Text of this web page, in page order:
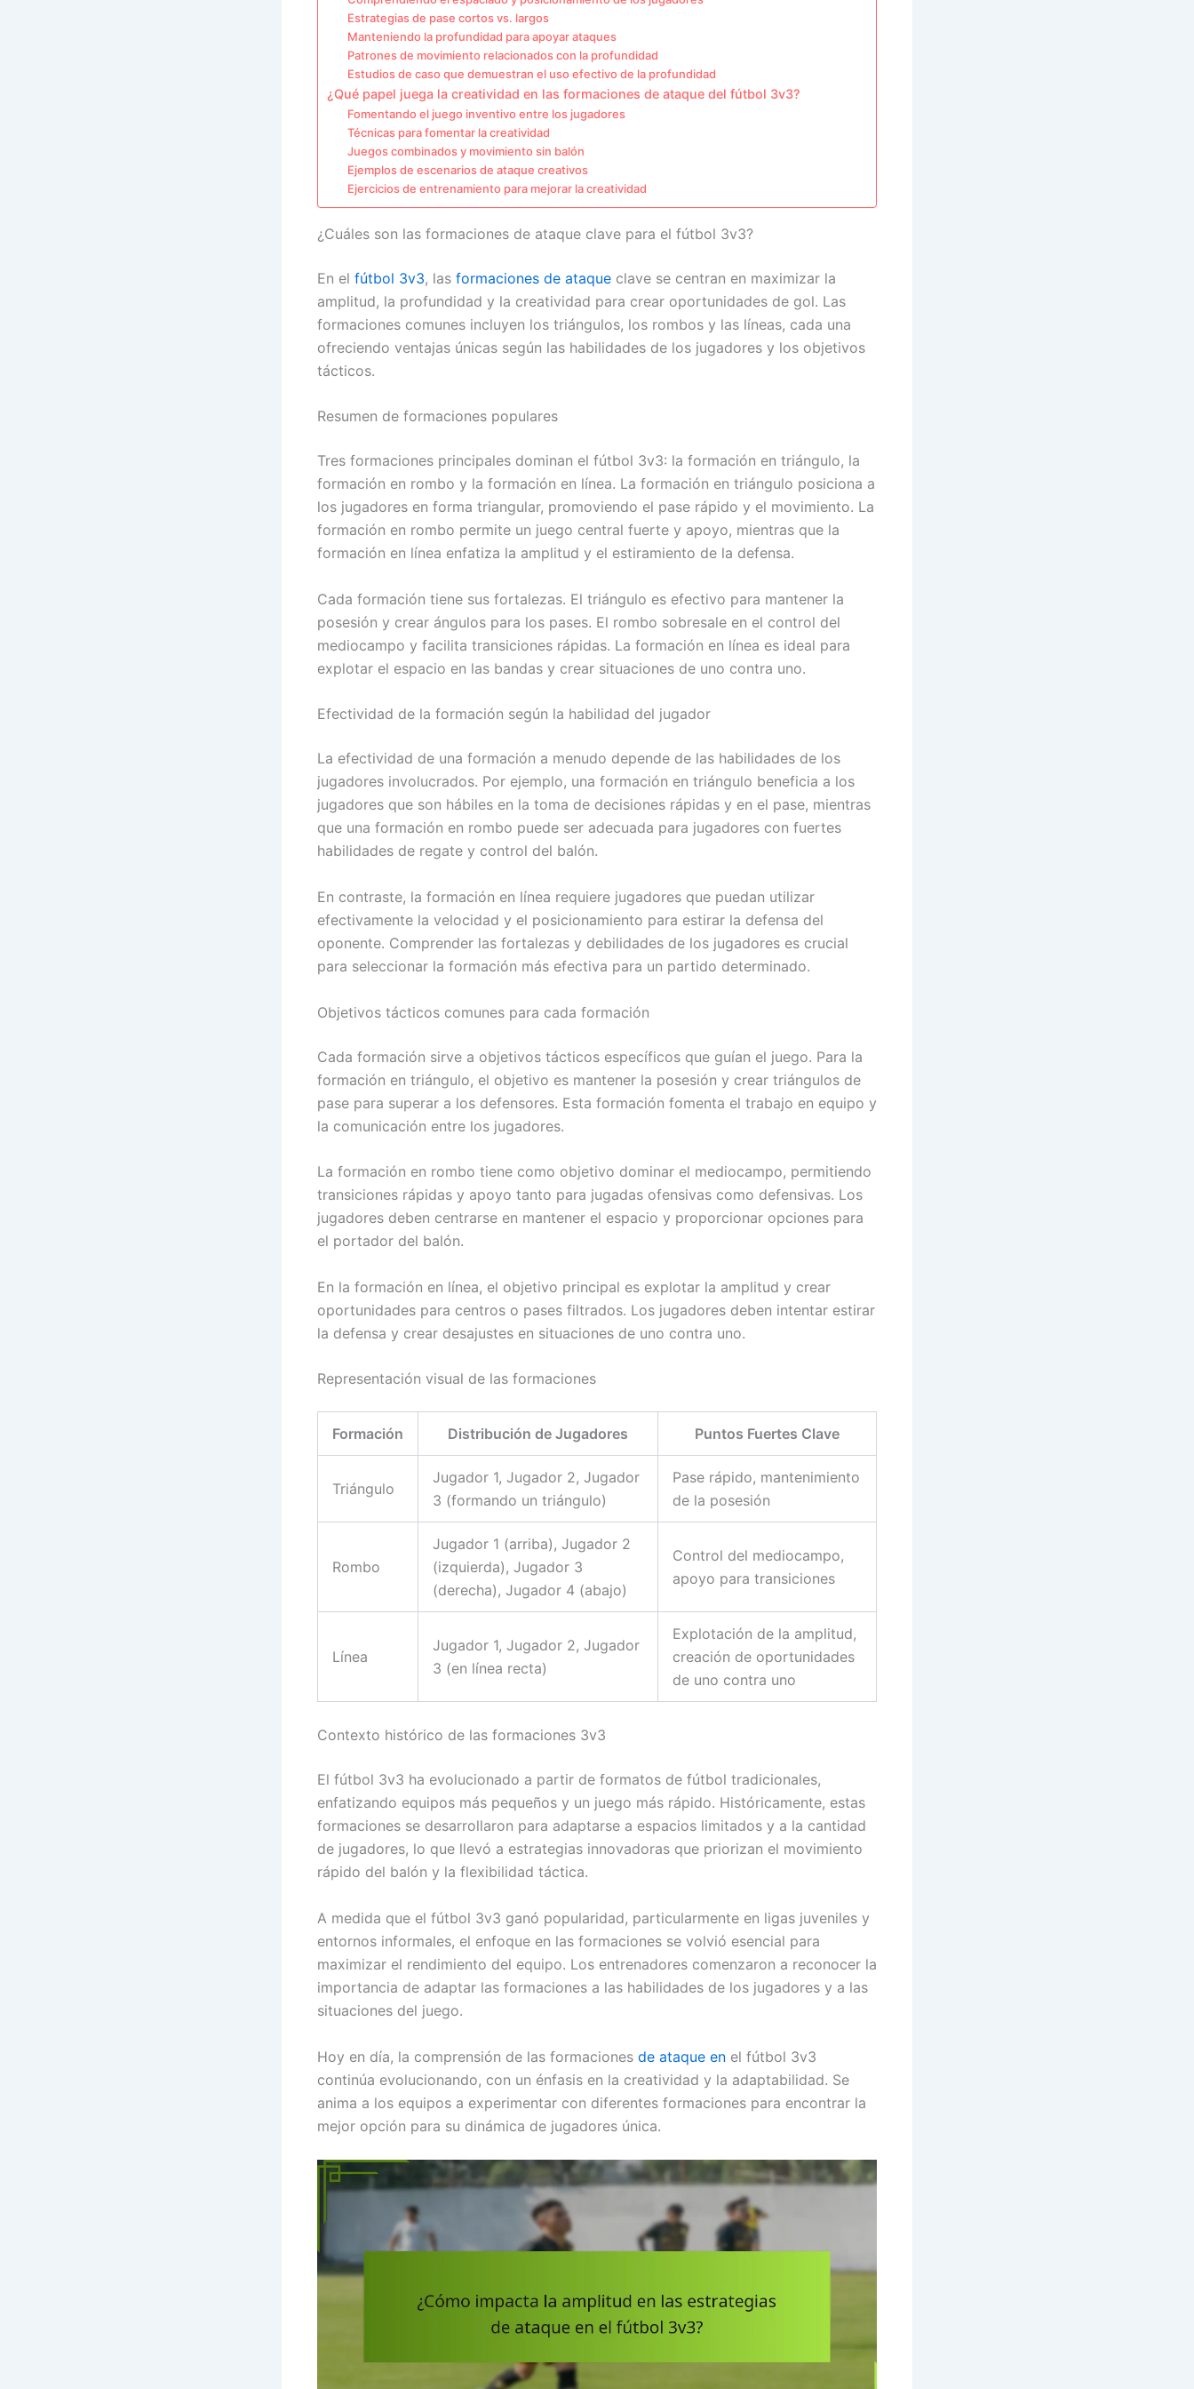
Estrategias de pase cortos vs. largos
Manteniendo la profundidad para apoyar ataques
Patrones de movimiento relacionados con la profundidad
Estudios de caso que demuestran el uso efectivo de la profundidad
¿Qué papel juega la creatividad en las formaciones de ataque del fútbol 3v3?
Fomentando el juego inventivo entre los jugadores
Técnicas para fomentar la creatividad
Juegos combinados y movimiento sin balón
Ejemplos de escenarios de ataque creativos
Ejercicios de entrenamiento para mejorar la creatividad
¿Cuáles son las formaciones de ataque clave para el fútbol 3v3?
En el fútbol 3v3, las formaciones de ataque clave se centran en maximizar la
amplitud, la profundidad y la creatividad para crear oportunidades de gol. Las
formaciones comunes incluyen los triángulos, los rombos y las líneas, cada una
ofreciendo ventajas únicas según las habilidades de los jugadores y los objetivos
tácticos.
Resumen de formaciones populares
Tres formaciones principales dominan el fútbol 3v3: la formación en triángulo, la
formación en rombo y la formación en línea. La formación en triángulo posiciona a
los jugadores en forma triangular, promoviendo el pase rápido y el movimiento. La
formación en rombo permite un juego central fuerte y apoyo, mientras que la
formación en línea enfatiza la amplitud y el estiramiento de la defensa.
Cada formación tiene sus fortalezas. El triángulo es efectivo para mantener la
posesión y crear ángulos para los pases. El rombo sobresale en el control del
mediocampo y facilita transiciones rápidas. La formación en línea es ideal para
explotar el espacio en las bandas y crear situaciones de uno contra uno.
Efectividad de la formación según la habilidad del jugador
La efectividad de una formación a menudo depende de las habilidades de los
jugadores involucrados. Por ejemplo, una formación en triángulo beneficia a los
jugadores que son hábiles en la toma de decisiones rápidas y en el pase, mientras
que una formación en rombo puede ser adecuada para jugadores con fuertes
habilidades de regate y control del balón.
En contraste, la formación en línea requiere jugadores que puedan utilizar
efectivamente la velocidad y el posicionamiento para estirar la defensa del
oponente. Comprender las fortalezas y debilidades de los jugadores es crucial
para seleccionar la formación más efectiva para un partido determinado.
Objetivos tácticos comunes para cada formación
Cada formación sirve a objetivos tácticos específicos que guían el juego. Para la
formación en triángulo, el objetivo es mantener la posesión y crear triángulos de
pase para superar a los defensores. Esta formación fomenta el trabajo en equipo y
la comunicación entre los jugadores.
La formación en rombo tiene como objetivo dominar el mediocampo, permitiendo
transiciones rápidas y apoyo tanto para jugadas ofensivas como defensivas. Los
jugadores deben centrarse en mantener el espacio y proporcionar opciones para
el portador del balón.
En la formación en línea, el objetivo principal es explotar la amplitud y crear
oportunidades para centros o pases filtrados. Los jugadores deben intentar estirar
la defensa y crear desajustes en situaciones de uno contra uno.
Representación visual de las formaciones
Formación Distribución de Jugadores Puntos Fuertes Clave
Triángulo
Jugador 1, Jugador 2, Jugador
3 (formando un triángulo)
Pase rápido, mantenimiento
de la posesión
Rombo
Jugador 1 (arriba), Jugador 2
(izquierda), Jugador 3
(derecha), Jugador 4 (abajo)
Control del mediocampo,
apoyo para transiciones
Línea
Jugador 1, Jugador 2, Jugador
3 (en línea recta)
Explotación de la amplitud,
creación de oportunidades
de uno contra uno
Contexto histórico de las formaciones 3v3
El fútbol 3v3 ha evolucionado a partir de formatos de fútbol tradicionales,
enfatizando equipos más pequeños y un juego más rápido. Históricamente, estas
formaciones se desarrollaron para adaptarse a espacios limitados y a la cantidad
de jugadores, lo que llevó a estrategias innovadoras que priorizan el movimiento
rápido del balón y la flexibilidad táctica.
A medida que el fútbol 3v3 ganó popularidad, particularmente en ligas juveniles y
entornos informales, el enfoque en las formaciones se volvió esencial para
maximizar el rendimiento del equipo. Los entrenadores comenzaron a reconocer la
importancia de adaptar las formaciones a las habilidades de los jugadores y a las
situaciones del juego.
Hoy en día, la comprensión de las formaciones de ataque en el fútbol 3v3
continúa evolucionando, con un énfasis en la creatividad y la adaptabilidad. Se
anima a los equipos a experimentar con diferentes formaciones para encontrar la
mejor opción para su dinámica de jugadores única.